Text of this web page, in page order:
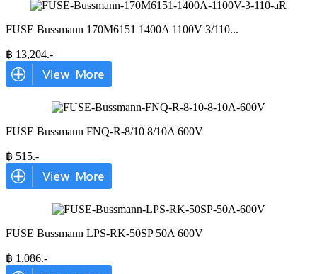
FUSE Bussmann 170M6151 1400A 1100V 3/110...
฿ 13,204.-
FUSE Bussmann FNQ-R-8/10 8/10A 600V
฿ 515.-
FUSE Bussmann LPS-RK-50SP 50A 600V
฿ 1,086.-